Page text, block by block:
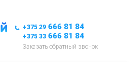
+375 29 666 81 84
+375 33 666 81 84
Заказать обратный звонок